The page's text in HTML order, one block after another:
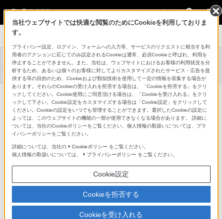
法人のお客様
Networked Live
トップ
Networked Liveと
は
Networked Liveで
広がる世界
Nevion社との連携
のご紹介
商品一覧 対応機器 事例紹介
SNMPエージェントソフトウェア
NXLL-SN80
詳細メニュー
特長
SNMP エージェント機能の有効化
『NXL-ME80』のSNMPエージェント機能を有効にする
ソフトウェアライセンスです。
当社ウェブサイトでは快適な閲覧のためにCookieを利用しておりま
す。
プライバシー設定、ログイン、フォームへの入力等、サービスのリクエストに相当する利
用者のアクションに応じてのみ設定されるCookieは通常、必須Cookieと呼ばれ、利用を
停止することができません。また、当社は、ウェブサイトにおけるお客様の利用状況を分
析するため、あるいは個々のお客様に対してよりカスタマイズされたサービス・広告を提
供する等の目的のため、Cookieおよび類似技術を使用して一定の情報を収集する場合が
あります。それらのCookieの受け入れを拒否する場合は、「Cookieを拒否する」をクリ
ックしてください。Cookie使用にご同意頂ける場合は、「Cookieを受け入れる」をクリ
ックして下さい。Cookie設定をカスタマイズする場合は「Cookie設定」をクリックして
ください。Cookieの設定をいつでも管理することができます。選択したCookieの設定に
よっては、このウェブサイトの機能の一部が使用できなくなる場合があります。 詳細に
ついては、当社のCookieポリシーをご覧ください。個人情報の取扱いについては、プラ
イバシーポリシーをご覧ください。
詳細については、当社の Cookieポリシー をご覧ください。
個人情報の取扱いについては、
プライバシーポリシー をご覧ください。
Cookie設定
Cookieを拒否する
Cookieを受け入れる